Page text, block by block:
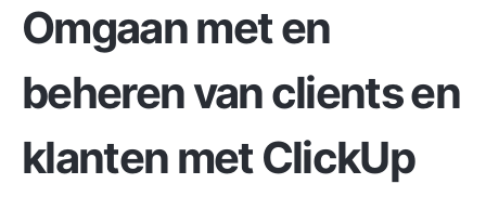
Omgaan met en
beheren van clients en
klanten met ClickUp